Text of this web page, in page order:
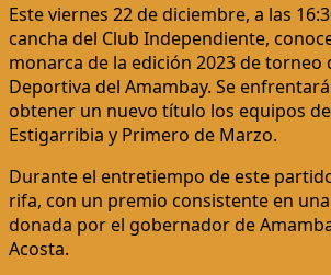
Este viernes 22 de diciembre, a las
cancha del Club Independiente,
monarca de la edición 2023 de torneo
Deportiva del Amambay. Se
obtener un nuevo título los equipos
Estigarribia y Primero de Marzo.
Durante el entretiempo de este
rifa, con un premio consistente en
donada por el gobernador de
Acosta.